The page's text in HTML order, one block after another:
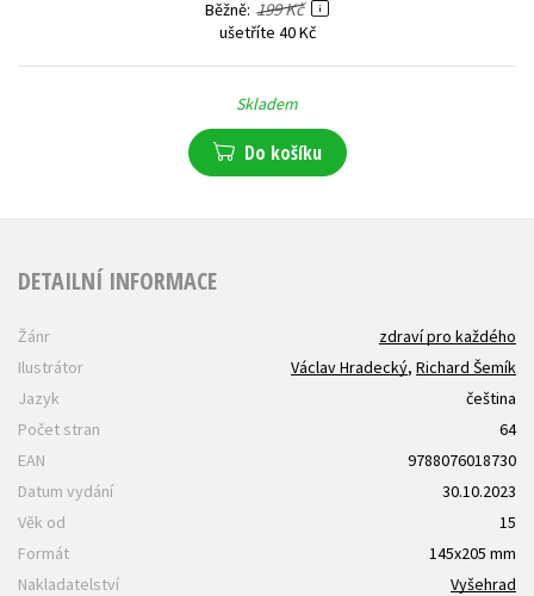
Běžně 199 Kč
ušetříte 40 Kč
Skladem
Do košíku
DETAILNÍ INFORMACE
Žánr
zdraví pro každého
Ilustrátor
Václav Hradecký, Richard Šemík
Jazyk
čeština
Počet stran
64
EAN
9788076018730
Datum vydání
30.10.2023
Věk od
15
Formát
145x205 mm
Nakladatelství
Vyšehrad